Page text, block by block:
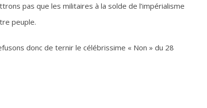
pas que les militaires à la solde de l’impérialisme
peuple.
donc de ternir le célébrissime « Non » du 28